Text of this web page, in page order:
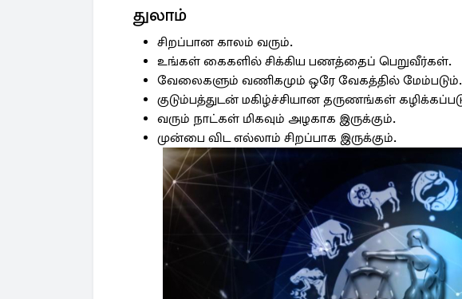
துலாம்
சிறப்பான காலம் வரும்.
உங்கள் கைகளில் சிக்கிய பணத்தைப் பெறுவீர்கள்.
வேலைகளும் வணிகமும் ஒரே வேகத்தில் மேம்படும்.
குடும்பத்துடன் மகிழ்ச்சியான தருணங்கள்
வரும் நாட்கள் மிகவும் அழகாக இருக்கும்.
முன்பை விட எல்லாம் சிறப்பாக இருக்கும்.